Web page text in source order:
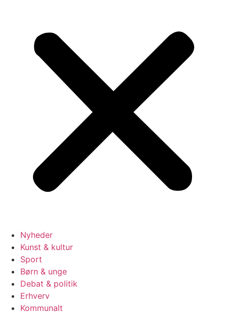
Nyheder
Kunst & kultur
Sport
Børn & unge
Debat & politik
Erhverv
Kommunalt